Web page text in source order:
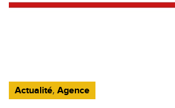
Actualité, Agence